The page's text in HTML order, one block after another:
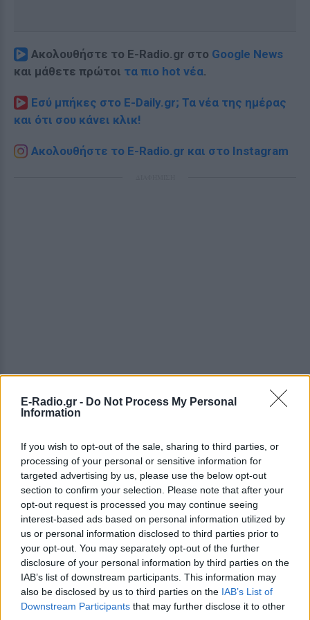
E-Radio.gr - Do Not Process My Personal
Information
If you wish to opt-out of the sale, sharing to third parties, or
processing of your personal or sensitive information for
targeted advertising by us, please use the below opt-out
section to confirm your selection. Please note that after your
opt-out request is processed you may continue seeing
interest-based ads based on personal information utilized by
us or personal information disclosed to third parties prior to
your opt-out. You may separately opt-out of the further
disclosure of your personal information by third parties on the
IAB’s list of downstream participants. This information may
also be disclosed by us to third parties on the IAB’s List of
Downstream Participants that may further disclose it to other
Ακολουθήστε το E-Radio.gr στο Google News
και μάθετε πρώτοι τα πιο hot νέα.
Εσύ μπήκες στο E-Daily.gr; Τα νέα της ημέρας
και ότι σου κάνει κλικ!
Ακολουθήστε το E-Radio.gr και στο Instagram
ΔΕΙΤΕ ΕΠΙΣΗΣ
ΣΤΗΝ ΙΔΙΑ ΚΑΤΗΓΟΡΙΑ
Η κωμωδία που σατίρισε τον
νεοπλουτισμό και παραμένει
επίκαιρη